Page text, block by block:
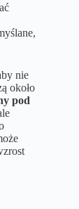
nie
około
pod